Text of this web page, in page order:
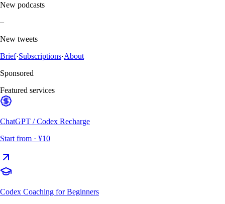
New podcasts
–
New tweets
Brief·Subscriptions·About
Sponsored
Featured services
ChatGPT / Codex Recharge
Start from · ¥10
Codex Coaching for Beginners